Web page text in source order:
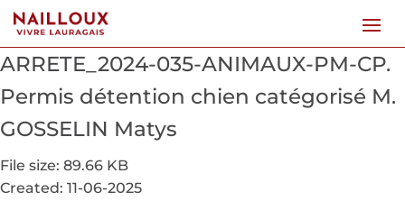
ARRETE_2024-035-ANIMAUX-PM-CP.
Permis détention chien catégorisé M.
GOSSELIN Matys
File size: 89.66 KB
Created: 11-06-2025